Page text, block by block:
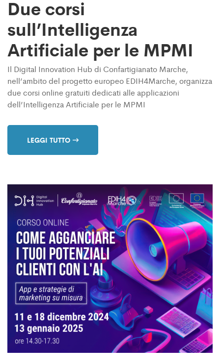
Due corsi
sull’Intelligenza
Artificiale per le MPMI
Il Digital Innovation Hub di Confartigianato Marche,
nell’ambito del progetto europeo EDIH4Marche, organizza
due corsi online gratuiti dedicati alle applicazioni
dell’Intelligenza Artificiale per le MPMI
LEGGI TUTTO